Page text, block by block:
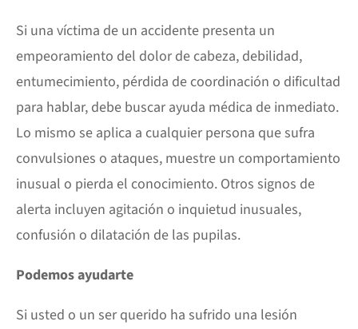
Si una víctima de un accidente presenta un
empeoramiento del dolor de cabeza, debilidad,
entumecimiento, pérdida de coordinación o dificultad
para hablar, debe buscar ayuda médica de inmediato.
Lo mismo se aplica a cualquier persona que sufra
convulsiones o ataques, muestre un comportamiento
inusual o pierda el conocimiento. Otros signos de
alerta incluyen agitación o inquietud inusuales,
confusión o dilatación de las pupilas.
Podemos ayudarte
Si usted o un ser querido ha sufrido una lesión